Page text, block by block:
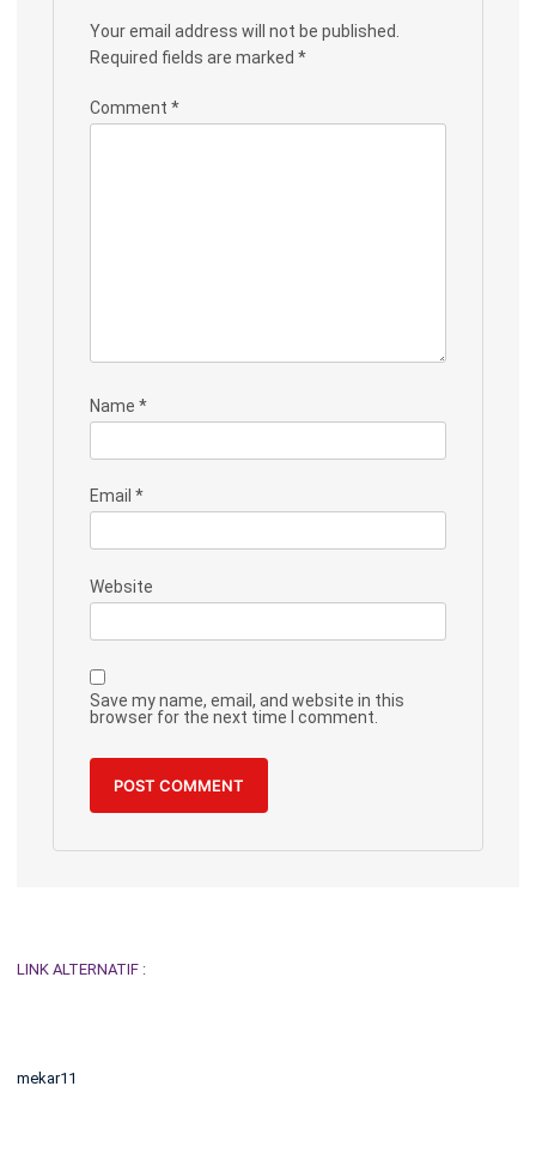
Your email address will not be published.
Required fields are marked *
Comment *
Name *
Email *
Website
Save my name, email, and website in this
browser for the next time I comment.
LINK ALTERNATIF :
mekar11